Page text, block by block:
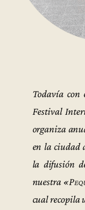
Todavía con
Festival
organiza
en la ciudad
la difusión
nuestra
cual recopila